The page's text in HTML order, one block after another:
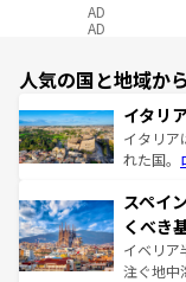
AD
AD
人気の国と地域か
イタリ
イタリア
れた国。
ろん、
景など、
ピザや
できる。
スペイ
くべき
イベリア
注ぐ地中